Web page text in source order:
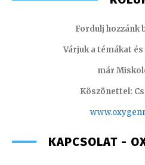
Fordulj hozzánk
Várjuk a témákat
már
Köszönettel:
www.oxyge
KAPCSOLAT -